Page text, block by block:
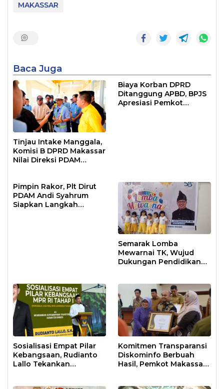
MAKASSAR
Baca Juga
Tinjau Intake Manggala,
Komisi B DPRD Makassar
Nilai Direksi PDAM
Biaya Korban DPRD
Ditanggung APBD, BPJS
Apresiasi Pemkot
Pimpin Rakor, Plt Dirut
PDAM Andi Syahrum
Siapkan Langkah
Semarak Lomba
Mewarnai TK, Wujud
Dukungan Pendidikan
Sosialisasi Empat Pilar
Kebangsaan, Rudianto
Lallo Tekankan
Komitmen Transparansi
Diskominfo Berbuah
Hasil, Pemkot Makassar